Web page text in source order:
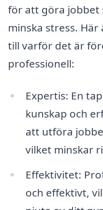
för att göra jobbet
minska stress.
till varför det är
professionell:
Expertis: En
kunskap och
att utföra
vilket minskar
Effektivitet:
och effektivt,